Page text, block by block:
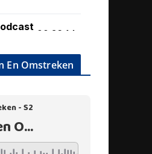
En Omstreken